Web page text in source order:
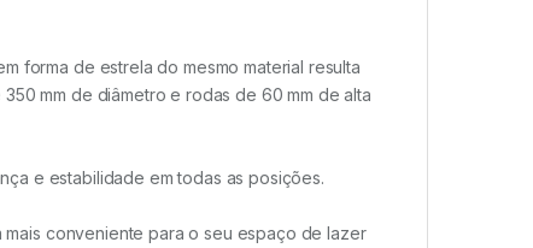
forma de estrela do mesmo material resulta
mm de diâmetro e rodas de 60 mm de alta
e estabilidade em todas as posições.
conveniente para o seu espaço de lazer